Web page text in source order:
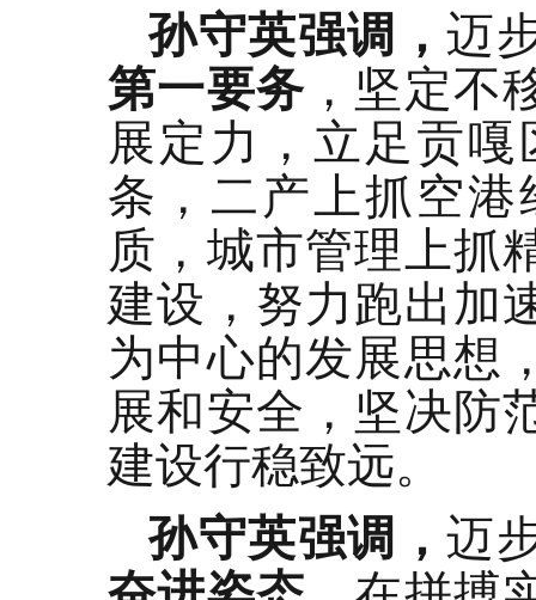
孙守英强调，迈
第一要务 ，坚定
展定力，立足贡
条，二产上抓空
质，城市管理上抓
建设，努力跑出加
为中心的发展思想
展和安全，坚决防
建设行稳致远。
孙守英强调，迈